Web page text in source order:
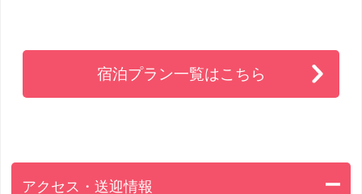
宿泊プラン一覧はこちら
アクセス・送迎情報